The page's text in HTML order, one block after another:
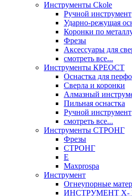
Инструменты Ckole
Ручной инструмент
Ударно‑режущая
Коронки по
Фрезы
Аксессуары для
смотреть все...
Инструменты КРЕОСТ
Оснастка для
Сверла и коронки
Алмазный
Пильная оснастка
Ручной инструмент
смотреть все...
Инструменты СТРОНГ
Фрезы
СТРОНГ
Е
Maxprospa
Инструмент
Огнеупорные
ИНСТРУМЕНТ X-